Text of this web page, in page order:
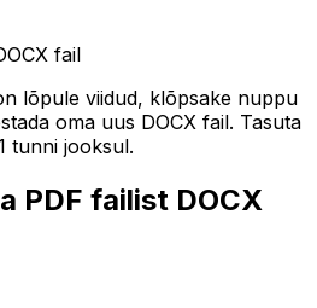
fail
lõpule viidud, klõpsake nuppu
oma uus DOCX fail. Tasuta
tunni jooksul.
PDF failist DOCX